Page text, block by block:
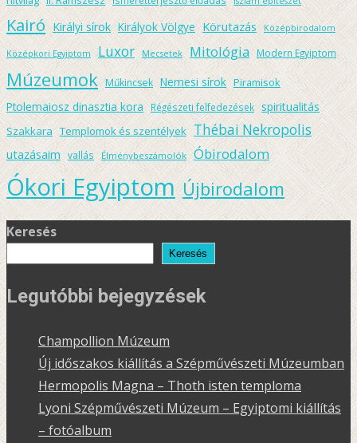
Kairó Királyi sírok Királyok Völgye Körutazás Középbirodalom
Középkori Egyiptom Luxor Mecsetek Mitológia Modern Egyiptom
Múzeumok Műkincsek Nemesi sírok Piramisok
Ptolemaiosz dinasztia kora
Régészeti felfedezések spiritualitás
Szakkara Templomok és szentélyek Thébai Nekropolis
utazásaim vallás Élménybeszámolók Óbirodalom
Ókori Egyiptom Újbirodalom
Keresés
Keresés
Legutóbbi bejegyzések
Champollion Múzeum
Új időszakos kiállítás a Szépművészeti Múzeumban
Hermopolis Magna – Thoth isten temploma
Lyoni Szépművészeti Múzeum – Egyiptomi kiállítás
– fotóalbum